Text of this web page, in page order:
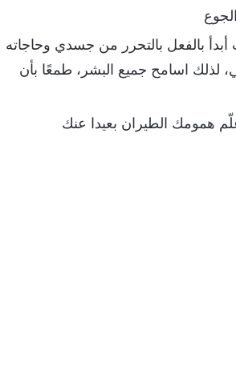
بالفعل بالتحرر من جسدي وحاجاته
لذلك اسامح جميع البشر، طمعًا بأن
همومك الطيران بعيدا عنك